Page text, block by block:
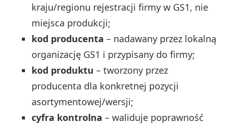
kraju/regionu rejestracji firmy w GS1, nie
miejsca produkcji;
kod producenta – nadawany przez lokalną
organizację GS1 i przypisany do firmy;
kod produktu – tworzony przez
producenta dla konkretnej pozycji
asortymentowej/wersji;
cyfra kontrolna – waliduje poprawność